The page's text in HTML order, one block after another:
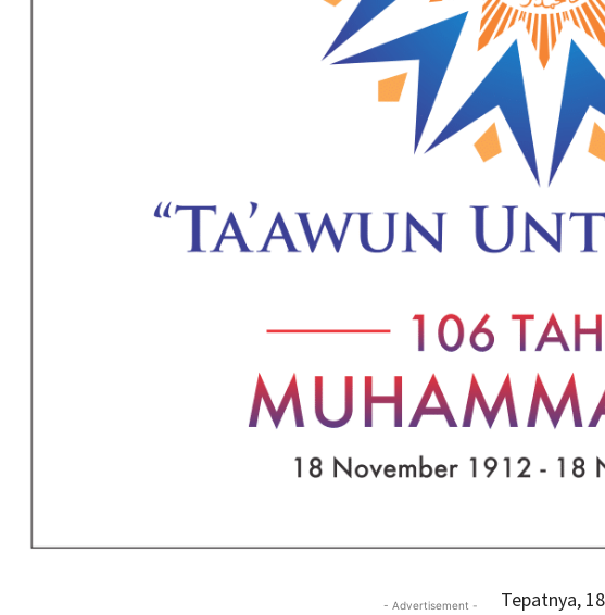
- Advertisement -
Tepatnya,